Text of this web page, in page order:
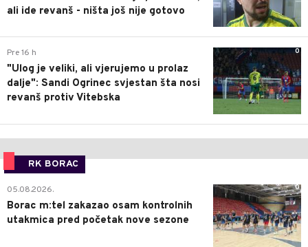
ali ide revanš - ništa još nije gotovo
0
Pre 16 h
"Ulog je veliki, ali vjerujemo u prolaz
dalje": Sandi Ogrinec svjestan šta nosi
revanš protiv Vitebska
RK BORAC
0
05.08.2026.
Borac m:tel zakazao osam kontrolnih
utakmica pred početak nove sezone